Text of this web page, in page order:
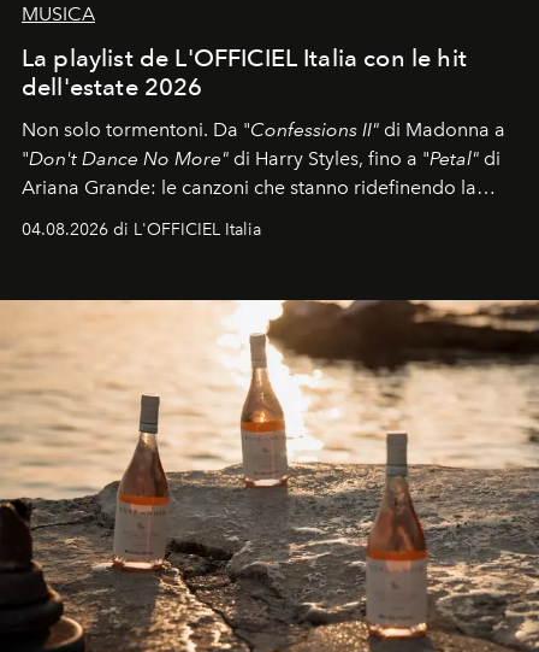
MUSICA
La playlist de L'OFFICIEL Italia con le hit
dell'estate 2026
Non solo tormentoni. Da "Confessions II" di Madonna a
"Don't Dance No More" di Harry Styles, fino a "Petal" di
Ariana Grande: le canzoni che stanno ridefinendo la
colonna sonora della stagione.
04.08.2026 di L'OFFICIEL Italia